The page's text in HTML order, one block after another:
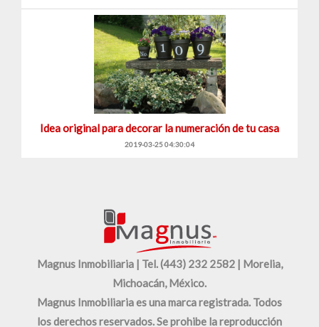
Idea original para decorar la numeración de tu casa
2019-03-25 04:30:04
Magnus Inmobiliaria | Tel. (443) 232 2582 | Morelia,
Michoacán, México.
Magnus Inmobiliaria es una marca registrada. Todos
los derechos reservados. Se prohibe la reproducción